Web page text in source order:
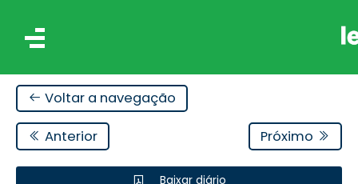
Voltar a navegação
Anterior Próximo
Baixar diário